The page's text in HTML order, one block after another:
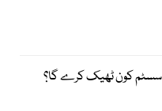
سسٹم کون ٹھیک کرے گا؟